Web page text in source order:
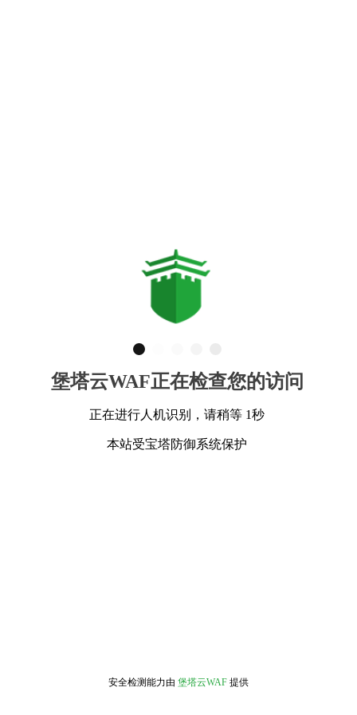
堡塔云WAF正在检查您的访问
正在进行人机识别，请稍等 1秒
本站受宝塔防御系统保护
安全检测能力由 堡塔云WAF 提供